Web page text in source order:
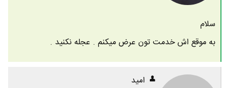
سلام
به موقع اش خدمت تون عرض میکنم . عجله نکنید .
امید